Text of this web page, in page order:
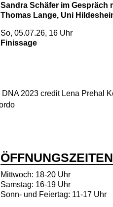
Sandra Schäfer im Gespräch
Thomas Lange, Uni
So, 05.07.26, 16 Uhr
Finissage
ÖFFNUNGSZEITEN
Mittwoch: 18-20 Uhr
Samstag: 16-19 Uhr
Sonn- und Feiertag: 11-17 Uhr